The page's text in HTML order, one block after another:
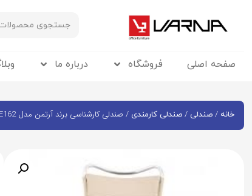
صفحه اصلی فروشگاه درباره ما
خانه /صندلی /صندلی کارمندی / صندلی کارشناسی برند آرتمن مدل DCE162